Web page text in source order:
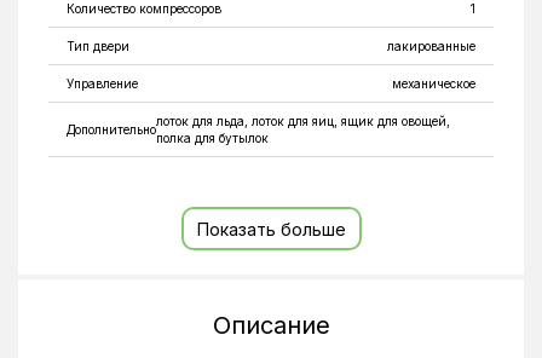
Количество компрессоров 1
Тип двери лакированные
Управление механическое
Дополнительно
лоток для льда, лоток для яиц, ящик для овощей,
полка для бутылок
Количество полок на дверце
Мощность замораживания
Показать больше
Описание